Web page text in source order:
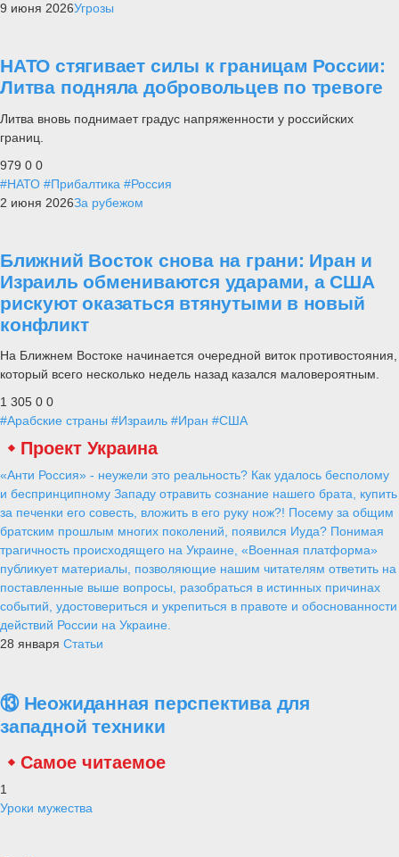
9 июня 2026Угрозы
НАТО стягивает силы к границам России:
Литва подняла добровольцев по тревоге
Литва вновь поднимает градус напряженности у российских
границ.
979 0 0
#НАТО #Прибалтика #Россия
2 июня 2026За рубежом
Ближний Восток снова на грани: Иран и
Израиль обмениваются ударами, а США
рискуют оказаться втянутыми в новый
конфликт
На Ближнем Востоке начинается очередной виток противостояния,
который всего несколько недель назад казался маловероятным.
1 305 0 0
#Арабские страны #Израиль #Иран #США
Проект Украина
«Анти Россия» - неужели это реальность? Как удалось бесполому
и беспринципному Западу отравить сознание нашего брата, купить
за печенки его совесть, вложить в его руку нож?! Посему за общим
братским прошлым многих поколений, появился Иуда? Понимая
трагичность происходящего на Украине, «Военная платформа»
публикует материалы, позволяющие нашим читателям ответить на
поставленные выше вопросы, разобраться в истинных причинах
событий, удостовериться и укрепиться в правоте и обоснованности
действий России на Украине.
28 января Статьи
⑬ Неожиданная перспектива для
западной техники
Самое читаемое
1
Уроки мужества